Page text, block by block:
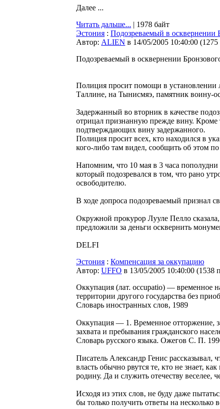
Далее ...
Читать дальше... | 1978 байт
Эстония : Подозреваемый в осквернении
Автор: ALIEN в 14/05/2005 10:40:00 (
Подозреваемый в осквернении
Полиция просит помощи в установлении
Таллине, на Тынисмяэ, памятник воину-
Задержанный во вторник в качестве
отрицал признанную прежде вину. Кроме
подтверждающих вину задержанного.
Полиция просит всех, кто находился в
кого-либо там видел, сообщить об этом
Напомним, что 10 мая в 3 часа
который подозревался в том, что рано
освободителю.
В ходе допроса подозреваемый признал
Окружной прокурор Лууле Пелло
предложили за деньги осквернить
DELFI
Эстония : Компенсация за оккупацию
Автор: UFFO в 13/05/2005 10:40:00 (1538
Оккупация (лат. occupatio) — временное
территории другого государства без
Словарь иностранных слов, 1989
Оккупация — 1. Временное отторжение,
захвата и пребывания гражданского
Словарь русского языка. Ожегов С. П.
Писатель Александр Генис рассказывал,
власть обычно рвутся те, кто не знает,
родину. Да и служить отечеству веселее,
Исходя из этих слов, не буду даже
бы только получить ответы на несколько